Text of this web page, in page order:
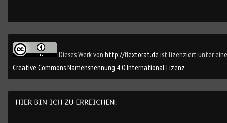
Dieses Werk von http://flextorat.de ist lizenziert unter
Creative Commons Namensnennung 4.0 International Lizenz